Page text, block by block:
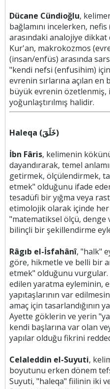
Dücane Cündioğlu,
bağlamını incelerken,
arasındaki analojiye
Kur'an, makrokozmos
(insan/enfüs) arasında
"kendi nefsi (enfusihim)
evrenin sırlarına açılan en
büyük evrenin özetlenmiş,
yoğunlaştırılmış halidir.
Haleqa (خَلَقَ)
İbn Fâris, kelimenin
dayandırarak, temel
getirmek, ölçülendirmek,
etmek" olduğunu ifade
tesadüfi bir yığma veya
etimolojik olarak içinde
"matematiksel ölçü, denge
bilinçli bir şekillendirme
Râgıb el-İsfahânî, "halk"
göre, hikmetle ve belli bir
etmek" olduğunu
edilen yaratma eyleminin,
yapıtaşlarının var
amaç için tasarlandığının
Ayette göklerin ve yerin
kendi başlarına var olan
yapılar olduğu fikrini
Celaleddin el-Suyuti,
boyutunu erken dönem
Suyuti, "haleqa" fiilinin iki